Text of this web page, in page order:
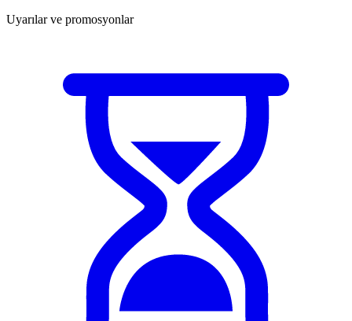
Uyarılar ve promosyonlar